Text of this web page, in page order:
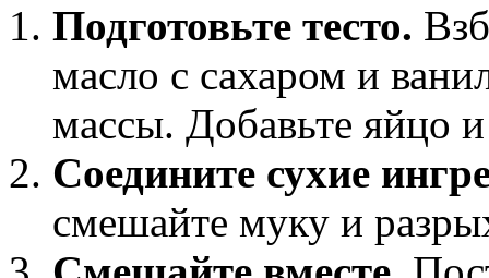
Подготовьте тесто.
масло с сахаром и
массы. Добавьте яйцо
Соедините сухие
смешайте муку и